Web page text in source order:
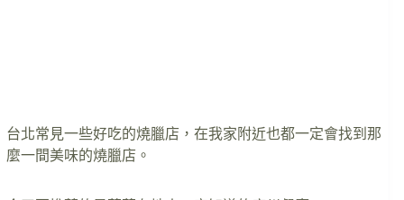
台北常見一些好吃的燒臘店，在我家附近也都一定會找到那
麼一間美味的燒臘店。